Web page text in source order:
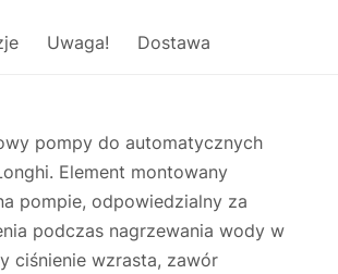
Uwaga! Dostawa
pompy do automatycznych
Element montowany
pompie, odpowiedzialny za
podczas nagrzewania wody w
ciśnienie wzrasta, zawór